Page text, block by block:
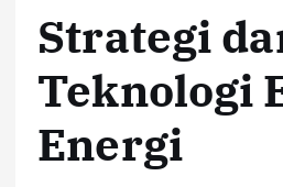
Strategi
Teknologi
Energi